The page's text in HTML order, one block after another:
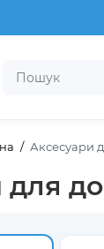
Аксесуари
для